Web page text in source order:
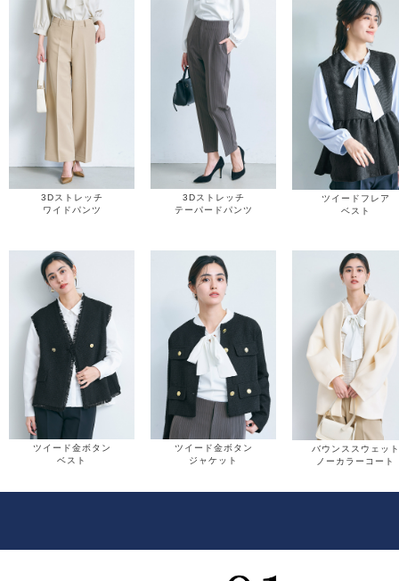
3Dストレッチ
ワイドパンツ
3Dストレッチ
テーパードパンツ
ツイードフレア
ベスト
ツイード金ボタン
ベスト
ツイード金ボタン
ジャケット
バウンススウェット
ノーカラーコート